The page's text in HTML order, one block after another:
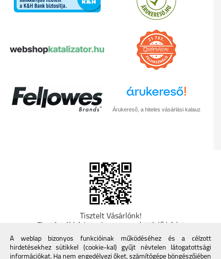
Árukereső, a hiteles vásárlási kalauz
Tisztelt Vásárlónk!
Fizetésnél kérje az ingyenes adattörlő kódot
adatainak biztonsága érdekében! A Kormány
döntése alapján a kereskedő minden tartós
adathordozó termék vásárlásakor köteles ingyenes
A weblap bizonyos funkcióinak működéséhez és a célzott
hirdetésekhez sütikkel (cookie-kal) gyűjt névtelen látogatottsági
információkat. Ha nem engedélyezi őket, számítógépe böngészőjében